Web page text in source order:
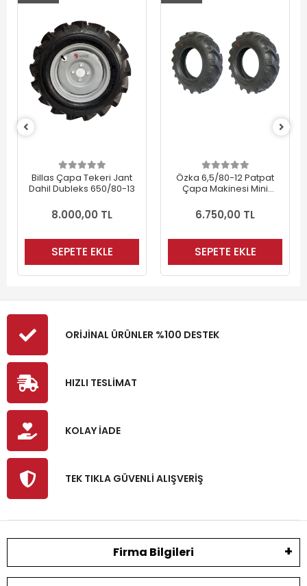
Billas Çapa Tekeri Jant
Dahil Dubleks 650/80-13
8.000,00 TL
SEPETE EKLE
Özka 6,5/80-12 Patpat
Çapa Makinesi Mini
6.750,00 TL
SEPETE EKLE
ORİJİNAL ÜRÜNLER %100 DESTEK
HIZLI TESLİMAT
KOLAY İADE
TEK TIKLA GÜVENLİ ALIŞVERİŞ
Firma Bilgileri